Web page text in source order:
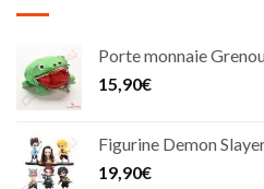
Porte monnaie
15,90€
Figurine Demon
19,90€